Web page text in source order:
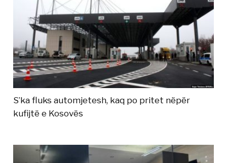
S’ka fluks automjetesh, kaq po pritet nëpër
kufijtë e Kosovës